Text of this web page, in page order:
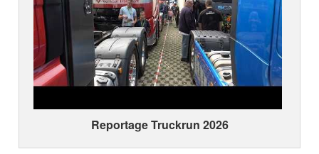
Reportage Truckrun 2026